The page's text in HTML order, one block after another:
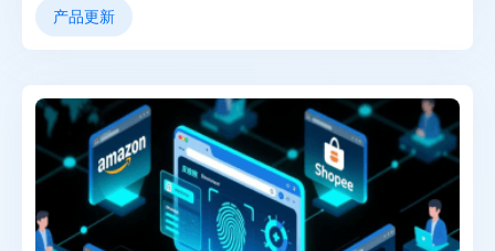
产品更新